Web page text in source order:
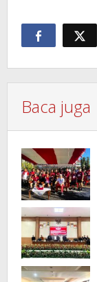
Baca juga